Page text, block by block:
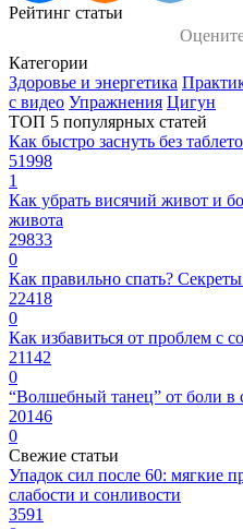
Рейтинг статьи
Категории
Здоровье и энергетика
с видео Упражнения Цигун
ТОП 5 популярных статей
Как быстро заснуть без
51998
1
Как убрать висячий живот и
живота
29833
0
Как правильно спать?
22418
0
Как избавиться от проблем с
21142
0
“Волшебный танец” от боли в
20146
0
Свежие статьи
Упадок сил после 60: мягкие
слабости и сонливости
3591